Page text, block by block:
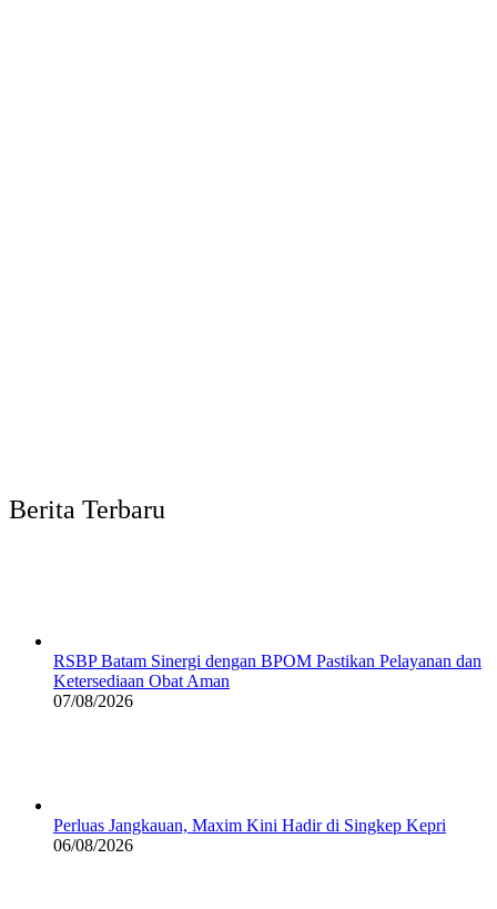
Berita Terbaru
RSBP Batam Sinergi dengan BPOM Pastikan Pelayanan dan
Ketersediaan Obat Aman
07/08/2026
Perluas Jangkauan, Maxim Kini Hadir di Singkep Kepri
06/08/2026